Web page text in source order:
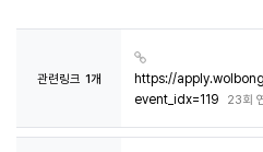
관련링크 1개
https://
event_idx=119
23회